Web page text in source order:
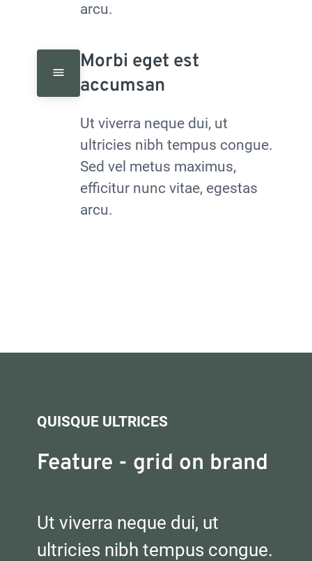
arcu.
Morbi eget est
accumsan
Ut viverra neque dui, ut
ultricies nibh tempus congue.
Sed vel metus maximus,
efficitur nunc vitae, egestas
arcu.
QUISQUE ULTRICES
Feature - grid on brand
Ut viverra neque dui, ut
ultricies nibh tempus congue.